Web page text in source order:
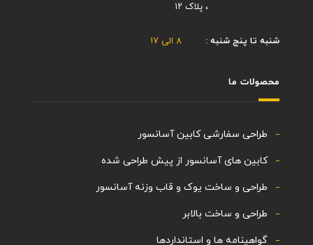
، پلاک ۱۲
شنبه تا پنج شنبه : ۸ الی ۱۷
محصولات ما
طراحی سفارشی کابین آسانسور
کابین های آسانسور از پیش طراحی شده
طراحی و ساخت یوک و قاب وزنه آسانسور
طراحی و ساخت بالابر
گواهینامه ها و استانداردها